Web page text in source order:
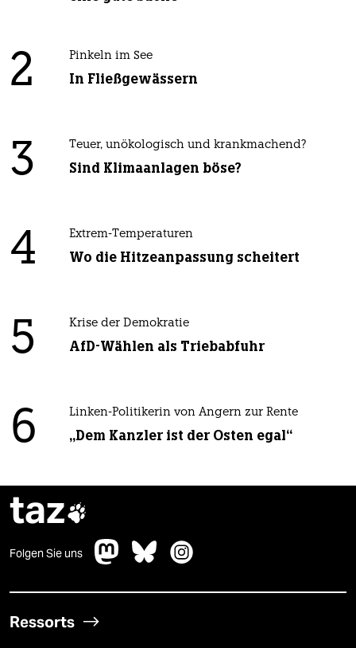
2 Pinkeln im See
In Fließgewässern
3 Teuer, unökologisch und krankmachend?
Sind Klimaanlagen böse?
4 Extrem-Temperaturen
Wo die Hitzeanpassung scheitert
5 Krise der Demokratie
AfD-Wählen als Triebabfuhr
6 Linken-Politikerin von Angern zur Rente
„Dem Kanzler ist der Osten egal“
taz
Folgen Sie uns
Ressorts